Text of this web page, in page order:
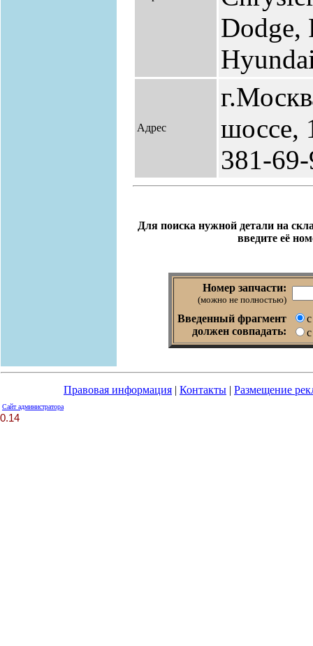
Dodge,
Адрес
шоссе,
381-
Для поиска нужной детали на
введите её
Номер запчасти:
(можно не полностью)
Введенный фрагмент
должен совпадать:
Правовая информация | Контакты | Размещение
Сайт администратора
0.14